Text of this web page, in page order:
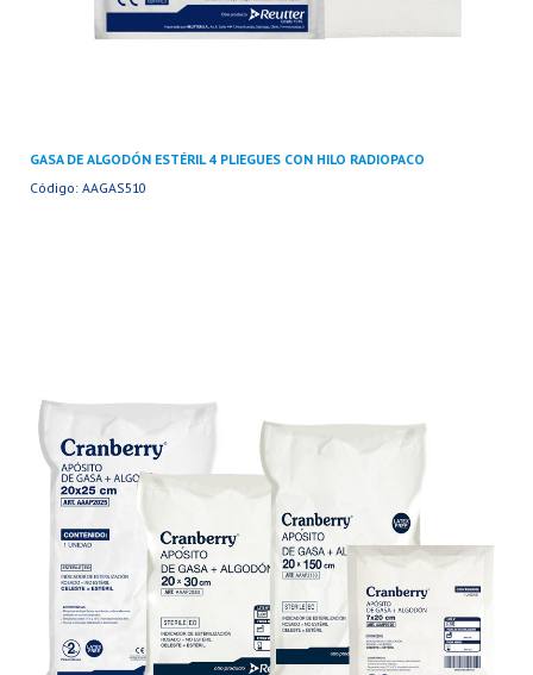
GASA DE ALGODÓN ESTÉRIL 4 PLIEGUES CON HILO RADIOPACO
Código: AAGAS510